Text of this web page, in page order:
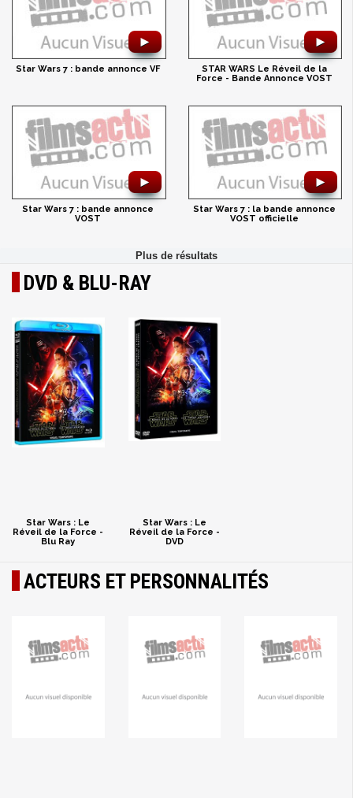
►
Star Wars 7 : bande annonce VF
►
STAR WARS Le Réveil de la
Force - Bande Annonce VOST
►
Star Wars 7 : bande annonce
VOST
►
Star Wars 7 : la bande annonce
VOST officielle
DVD & BLU-RAY
Star Wars : Le
Réveil de la Force -
Blu Ray
Star Wars : Le
Réveil de la Force -
DVD
ACTEURS ET PERSONNALITÉS